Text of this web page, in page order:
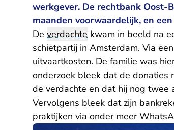
werkgever. De rechtbank Oost-
maanden voorwaardelijk, en
De verdachte kwam in beeld na
schietpartij in Amsterdam. Via
uitvaartkosten. De familie was
onderzoek bleek dat de donaties
de verdachte en dat hij nog twee
Vervolgens bleek dat zijn
praktijken via onder meer